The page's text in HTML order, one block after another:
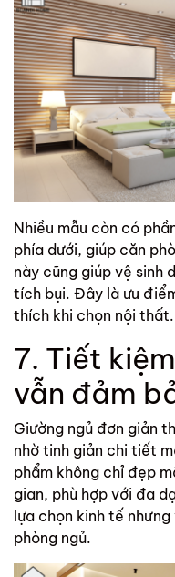
Nhiều mẫu còn có
phía dưới, giúp căn
này cũng giúp vệ sinh
tích bụi. Đây là ưu
thích khi chọn nội thất.
7. Tiết
vẫn đảm
Giường ngủ đơn giản
nhờ tinh giản chi tiết
phẩm không chỉ đẹp
gian, phù hợp với đa
lựa chọn kinh tế
phòng ngủ.